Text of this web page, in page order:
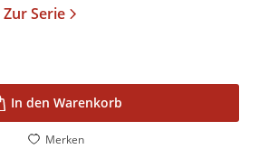
Zur Serie
In den Warenkorb
Merken